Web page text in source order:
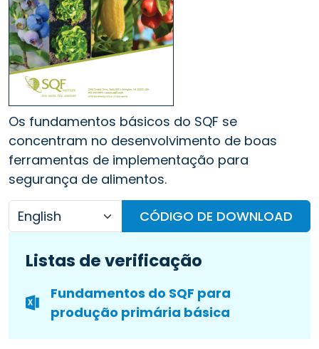
Os fundamentos básicos do SQF se
concentram no desenvolvimento de boas
ferramentas de implementação para
segurança de alimentos.
CÓDIGO DE DOWNLOAD
Listas de verificação
Fundamentos do SQF para
produção primária básica